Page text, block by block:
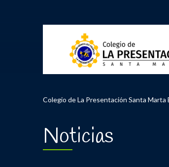
Colegio de La Presentación Santa Marta
Noticias